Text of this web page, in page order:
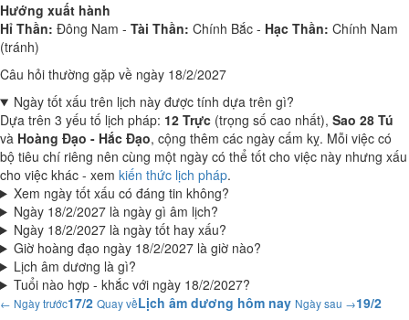
Hướng xuất hành
Hỉ Thần: Đông Nam - Tài Thần: Chính Bắc - Hạc Thần: Chính Nam
(tránh)
Câu hỏi thường gặp về ngày 18/2/2027
Ngày tốt xấu trên lịch này được tính dựa trên gì?
Dựa trên 3 yếu tố lịch pháp: 12 Trực (trọng số cao nhất), Sao 28 Tú
và Hoàng Đạo - Hắc Đạo, cộng thêm các ngày cấm kỵ. Mỗi việc có
bộ tiêu chí riêng nên cùng một ngày có thể tốt cho việc này nhưng xấu
cho việc khác - xem kiến thức lịch pháp.
Xem ngày tốt xấu có đáng tin không?
Ngày 18/2/2027 là ngày gì âm lịch?
Ngày 18/2/2027 là ngày tốt hay xấu?
Giờ hoàng đạo ngày 18/2/2027 là giờ nào?
Lịch âm dương là gì?
Tuổi nào hợp - khắc với ngày 18/2/2027?
← Ngày trước17/2 Quay vềLịch âm dương hôm nay Ngày sau →19/2